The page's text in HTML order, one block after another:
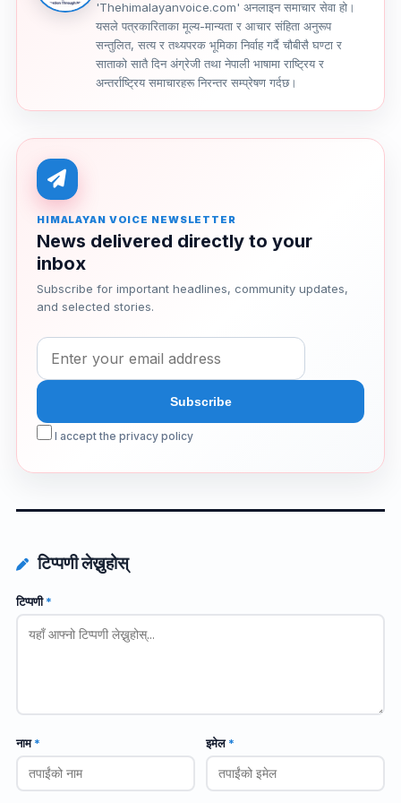
'Thehimalayanvoice.com' अनलाइन समाचार सेवा हो।
यसले पत्रकारिताका मूल्य-मान्यता र आचार संहिता अनुरूप
सन्तुलित, सत्य र तथ्यपरक भूमिका निर्वाह गर्दै चौबीसै घण्टा र
साताको सातै दिन अंग्रेजी तथा नेपाली भाषामा राष्ट्रिय र
अन्तर्राष्ट्रिय समाचारहरू निरन्तर सम्प्रेषण गर्दछ।
HIMALAYAN VOICE NEWSLETTER
News delivered directly to your
inbox
Subscribe for important headlines, community updates,
and selected stories.
I accept the privacy policy
टिप्पणी लेख्नुहोस्
टिप्पणी*
नाम* इमेल*